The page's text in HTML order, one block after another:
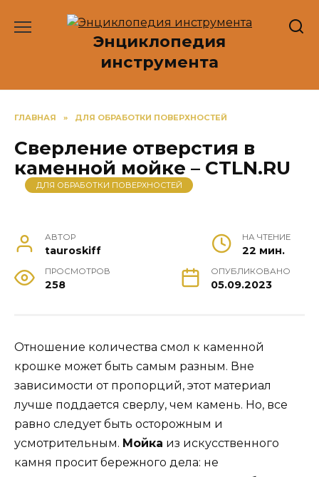
Энциклопедия
инструмента
ГЛАВНАЯ » ДЛЯ ОБРАБОТКИ ПОВЕРХНОСТЕЙ
Сверление отверстия в
каменной мойке – CTLN.RU
ДЛЯ ОБРАБОТКИ ПОВЕРХНОСТЕЙ
АВТОР
tauroskiff
НА ЧТЕНИЕ
22 мин.
ПРОСМОТРОВ
258
ОПУБЛИКОВАНО
05.09.2023
Отношение количества смол к каменной
крошке может быть самым разным. Вне
зависимости от пропорций, этот материал
лучше поддается сверлу, чем камень. Но, все
равно следует быть осторожным и
усмотрительным. Мойка из искусственного
камня просит бережного дела: не